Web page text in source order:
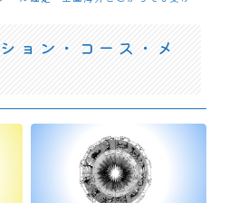
ョン・コース・メ